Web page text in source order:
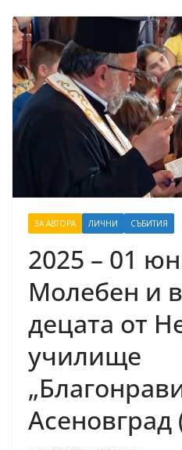
ЗА АВТОРА ЛИЧНИ СЪБИТИЯ
2025 – 01
Молебен и
децата от
училище
Асеновград